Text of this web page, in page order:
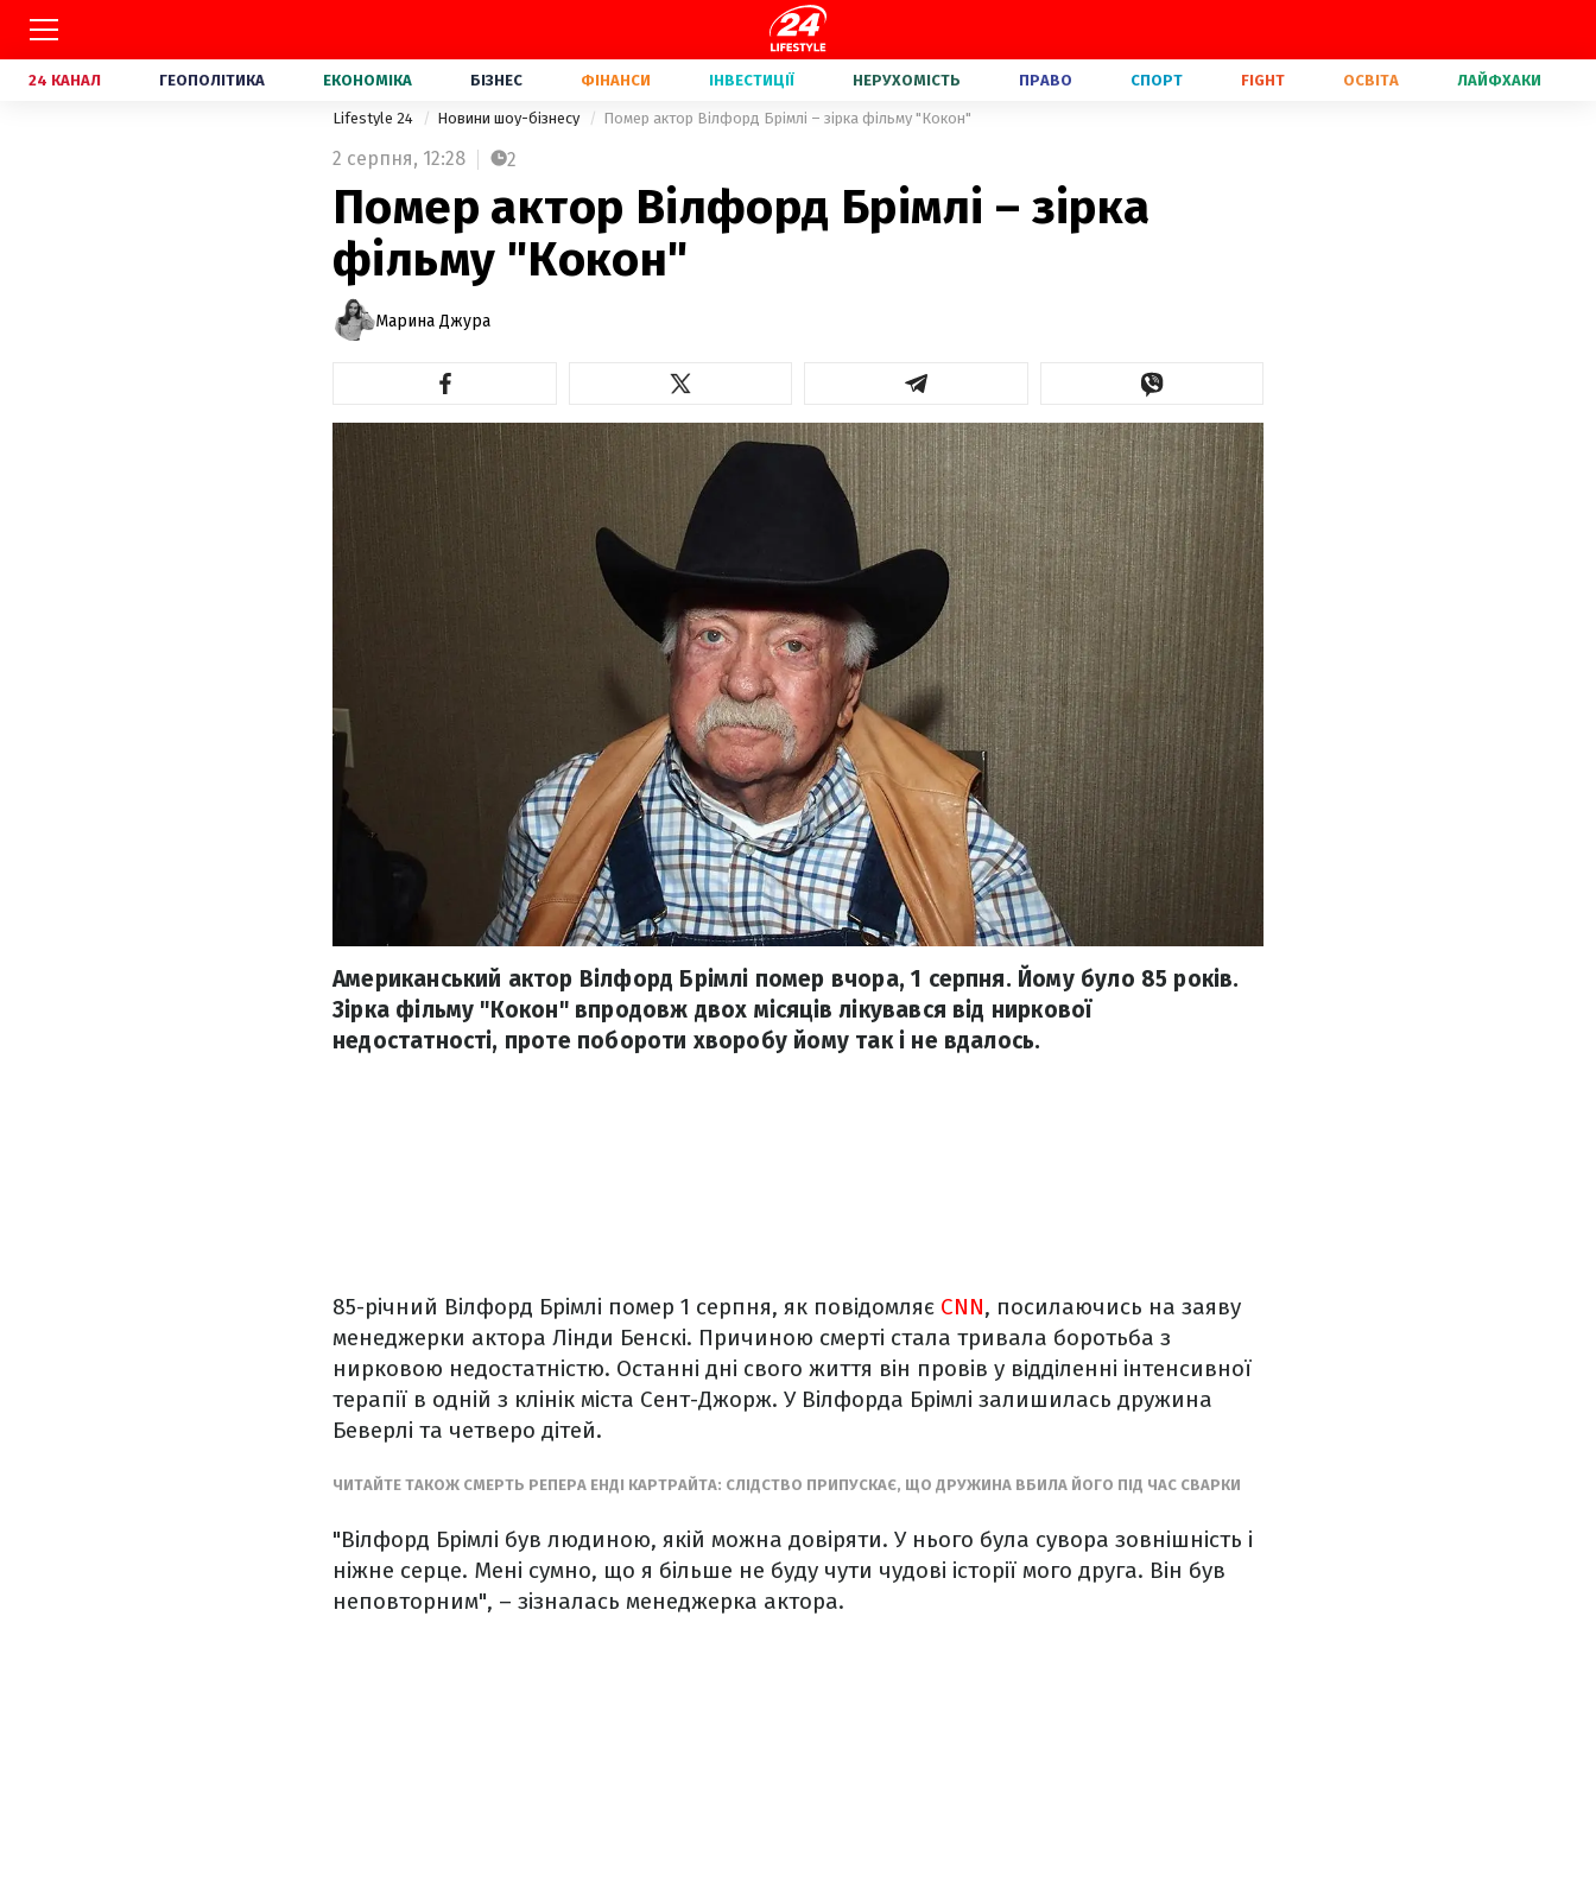
24 КАНАЛ ГЕОПОЛІТИКА ЕКОНОМІКА БІЗНЕС ФІНАНСИ ІНВЕСТИЦІЇ НЕРУХОМІСТЬ ПРАВО СПОРТ FIGHT ОСВІТА ЛАЙФХАКИ
Lifestyle 24 Новини шоу-бізнесу Помер актор Вілфорд Брімлі – зірка фільму "Кокон"
2 серпня, 12:28 2
Помер актор Вілфорд Брімлі – зірка
фільму "Кокон"
Марина Джура
Американський актор Вілфорд Брімлі помер вчора, 1 серпня. Йому було 85 років.
Зірка фільму "Кокон" впродовж двох місяців лікувався від ниркової
недостатності, проте побороти хворобу йому так і не вдалось.
85-річний Вілфорд Брімлі помер 1 серпня, як повідомляє CNN, посилаючись на заяву
менеджерки актора Лінди Бенскі. Причиною смерті стала тривала боротьба з
нирковою недостатністю. Останні дні свого життя він провів у відділенні інтенсивної
терапії в одній з клінік міста Сент-Джорж. У Вілфорда Брімлі залишилась дружина
Беверлі та четверо дітей.
ЧИТАЙТЕ ТАКОЖ СМЕРТЬ РЕПЕРА ЕНДІ КАРТРАЙТА: СЛІДСТВО ПРИПУСКАЄ, ЩО ДРУЖИНА ВБИЛА ЙОГО ПІД ЧАС СВАРКИ
"Вілфорд Брімлі був людиною, якій можна довіряти. У нього була сувора зовнішність і
ніжне серце. Мені сумно, що я більше не буду чути чудові історії мого друга. Він був
неповторним", – зізналась менеджерка актора.